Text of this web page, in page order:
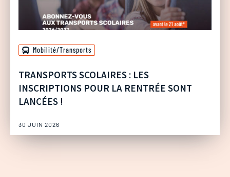
Mobilité/Transports
TRANSPORTS SCOLAIRES : LES
INSCRIPTIONS POUR LA RENTRÉE SONT
LANCÉES !
30 JUIN 2026